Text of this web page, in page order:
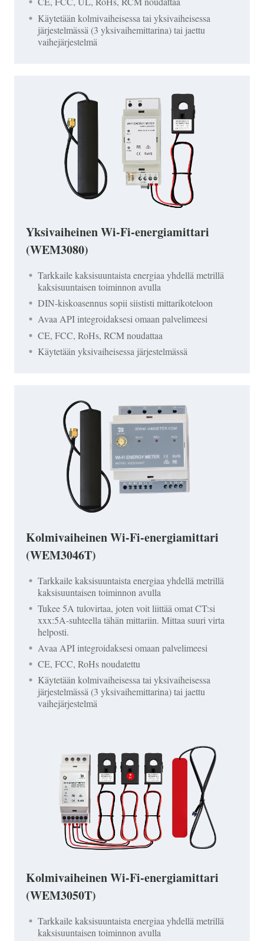
Käytetään kolmivaiheisessa tai yksivaiheisessa
järjestelmässä (3 yksivaihemittarina) tai jaettu
vaihejärjestelmä
Yksivaiheinen Wi-Fi-energiamittari
(WEM3080)
Tarkkaile kaksisuuntaista energiaa yhdellä metrillä
kaksisuuntaisen toiminnon avulla
DIN-kiskoasennus sopii siististi mittarikoteloon
Avaa API integroidaksesi omaan palvelimeesi
CE, FCC, RoHs, RCM noudattaa
Käytetään yksivaiheisessa järjestelmässä
Kolmivaiheinen Wi-Fi-energiamittari
(WEM3046T)
Tarkkaile kaksisuuntaista energiaa yhdellä metrillä
kaksisuuntaisen toiminnon avulla
Tukee 5A tulovirtaa, joten voit liittää omat CT:si
xxx:5A-suhteella tähän mittariin. Mittaa suuri virta
helposti.
Avaa API integroidaksesi omaan palvelimeesi
CE, FCC, RoHs noudatettu
Käytetään kolmivaiheisessa tai yksivaiheisessa
järjestelmässä (3 yksivaihemittarina) tai jaettu
vaihejärjestelmä
Kolmivaiheinen Wi-Fi-energiamittari
(WEM3050T)
Tarkkaile kaksisuuntaista energiaa yhdellä metrillä
kaksisuuntaisen toiminnon avulla